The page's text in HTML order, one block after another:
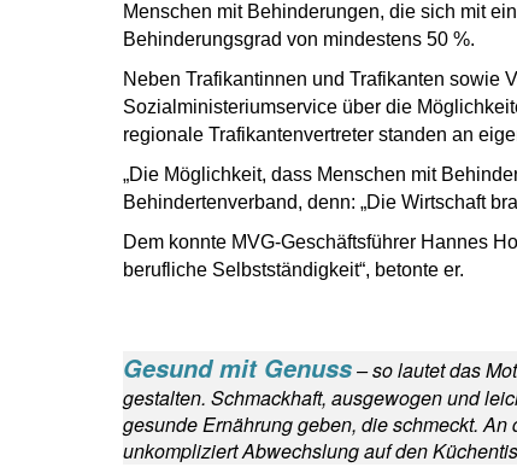
Menschen mit Behinderungen, die sich mit
Behinderungsgrad von mindestens 50 %.
Neben Trafikantinnen und Trafikanten sowie
Sozialministeriumservice über die
regionale Trafikantenvertreter standen an
„Die Möglichkeit, dass Menschen mit
Behindertenverband, denn: „Die Wirtschaft
Dem konnte MVG-Geschäftsführer Hannes
berufliche Selbstständigkeit“, betonte er.
Gesund mit Genuss– so lautet das
gestalten. Schmackhaft, ausgewogen und
gesunde Ernährung geben, die schmeckt.
unkompliziert Abwechslung auf den